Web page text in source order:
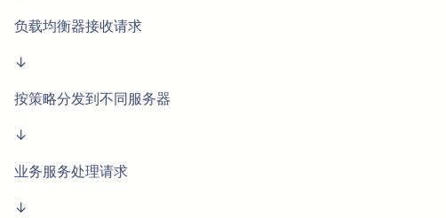
负载均衡器接收请求
↓
按策略分发到不同服务器
↓
业务服务处理请求
↓